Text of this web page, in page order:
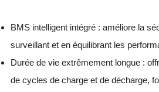
BMS intelligent intégré : améliore la
surveillant et en équilibrant les
Durée de vie extrêmement longue :
de cycles de charge et de décharge,